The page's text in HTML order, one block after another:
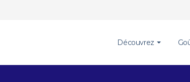
Découvrez